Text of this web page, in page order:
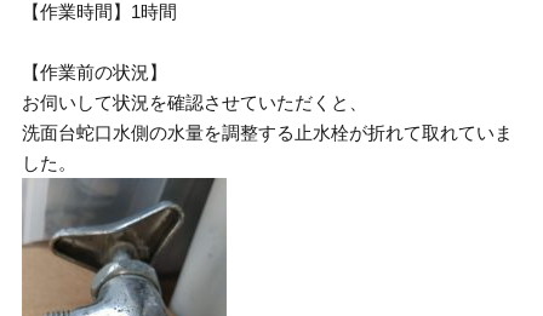
【作業時間】1時間
【作業前の状況】
お伺いして状況を確認させていただくと、
洗面台蛇口水側の水量を調整する止水栓が折れて取れていま
した。